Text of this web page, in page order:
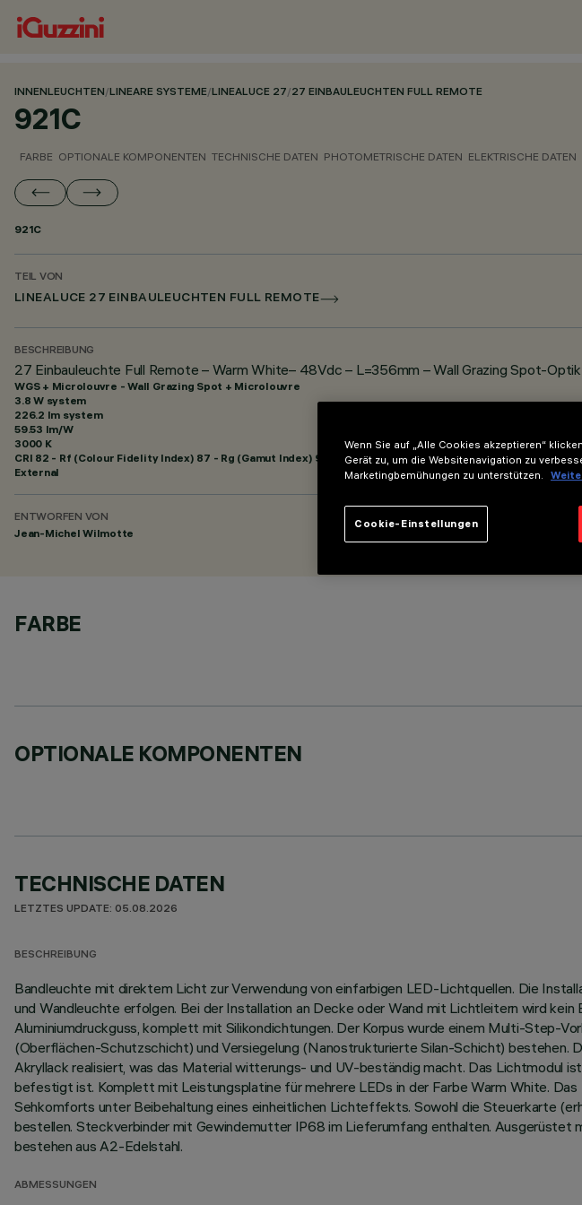
INNENLEUCHTEN/LINEARE SYSTEME/LINEALUCE 27/27 EINBAULEUCHTEN FULL REMOTE
921C
FARBE OPTIONALE KOMPONENTEN TECHNISCHE DATEN PHOTOMETRISCHE DATEN ELEKTRISCHE DATEN
921C
TEIL VON
LINEALUCE 27 EINBAULEUCHTEN FULL REMOTE
BESCHREIBUNG
27 Einbauleuchte Full Remote – Warm White– 48Vdc – L=356mm – Wall Grazing Spot-
WGS + Microlouvre - Wall Grazing Spot + Microlouvre
3.8 W system
226.2 lm system
59.53 lm/W
3000 K
CRI 82 - Rf (Colour Fidelity Index) 87 - Rg (Gamut Index) 95
External
ENTWORFEN VON
Jean-Michel Wilmotte
FARBE
OPTIONALE KOMPONENTEN
TECHNISCHE DATEN
LETZTES UPDATE: 05.08.2026
BESCHREIBUNG
Bandleuchte mit direktem Licht zur Verwendung von einfarbigen LED-Lichtquellen. Die
und Wandleuchte erfolgen. Bei der Installation an Decke oder Wand mit Lichtleitern wird
Aluminiumdruckguss, komplett mit Silikondichtungen. Der Korpus wurde einem Multi-Step-
(Oberflächen-Schutzschicht) und Versiegelung (Nanostrukturierte Silan-Schicht) bestehen.
Akryllack realisiert, was das Material witterungs- und UV-beständig macht. Das Lichtmodul
befestigt ist. Komplett mit Leistungsplatine für mehrere LEDs in der Farbe Warm White.
Sehkomforts unter Beibehaltung eines einheitlichen Lichteffekts. Sowohl die Steuerkarte
bestellen. Steckverbinder mit Gewindemutter IP68 im Lieferumfang enthalten. Ausgerüstet
bestehen aus A2-Edelstahl.
ABMESSUNGEN
Wenn Sie auf „Alle Cookies akzeptieren“
Gerät zu, um die Websitenavigation zu
Marketingbemühungen zu unterstützen.
Cookie-Einstellungen